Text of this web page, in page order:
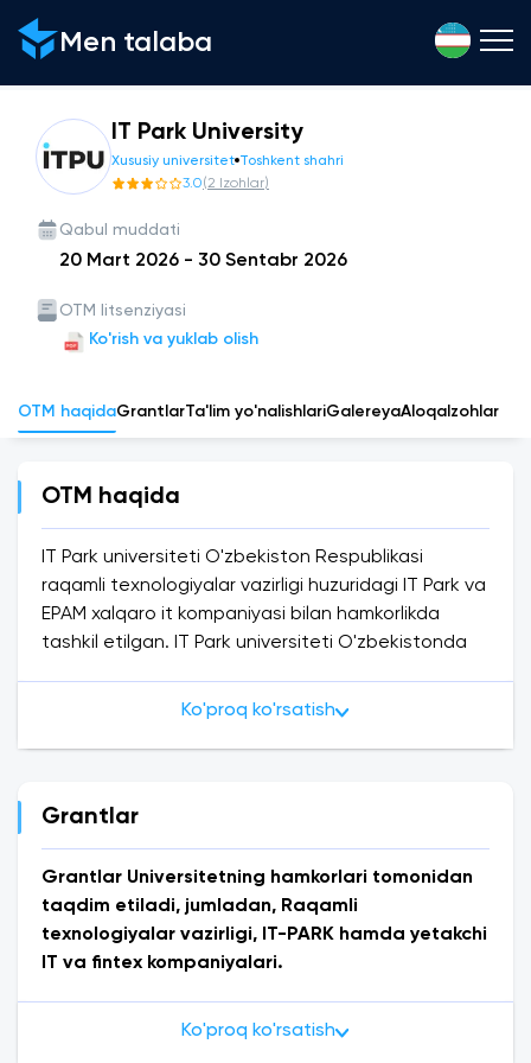
Men talaba
IT Park University
Xususiy universitet Toshkent shahri
3.0(2 Izohlar)
Qabul muddati
20 Mart 2026 - 30 Sentabr 2026
OTM litsenziyasi
Ko'rish va yuklab olish
OTM haqidaGrantlarTa'lim yo'nalishlariGalereyaAloqa Izohlar
OTM haqida
IT Park universiteti O'zbekiston Respublikasi
raqamli texnologiyalar vazirligi huzuridagi IT Park va
EPAM xalqaro it kompaniyasi bilan hamkorlikda
tashkil etilgan. IT Park universiteti O'zbekistonda
birinchi universitet bo'lib, kampusi Toshkentda
bozorida talab qilinadigan eng yangi ish uslublari
qaratilgan. Biz innovatsion o'qitish usullarini, shu
jumladan onlayn ta'lim shaklini taqdim etamiz,
shunda talabalarimiz o'zlari uchun qulay vaqtda va
mamlakatning istalgan joyidan o'rganishlari
ular O'zbekiston Respublikasida va undan
Ko'proq ko'rsatish
Grantlar
Grantlar Universitetning hamkorlari tomonidan
taqdim etiladi, jumladan, Raqamli
texnologiyalar vazirligi, IT-PARK hamda yetakchi
IT va fintex kompaniyalari.
talabalarining akademik ko‘rsatkichlari reytingi
Ko'proq ko'rsatish